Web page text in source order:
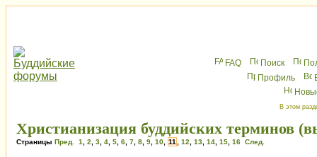
FAQ Поиск
Профиль
В этом
Христианизация буддийских терминов
Страницы Пред. 1 2 3 4 5 6 7 8 9 10 11 12 13 14 15 16 След.